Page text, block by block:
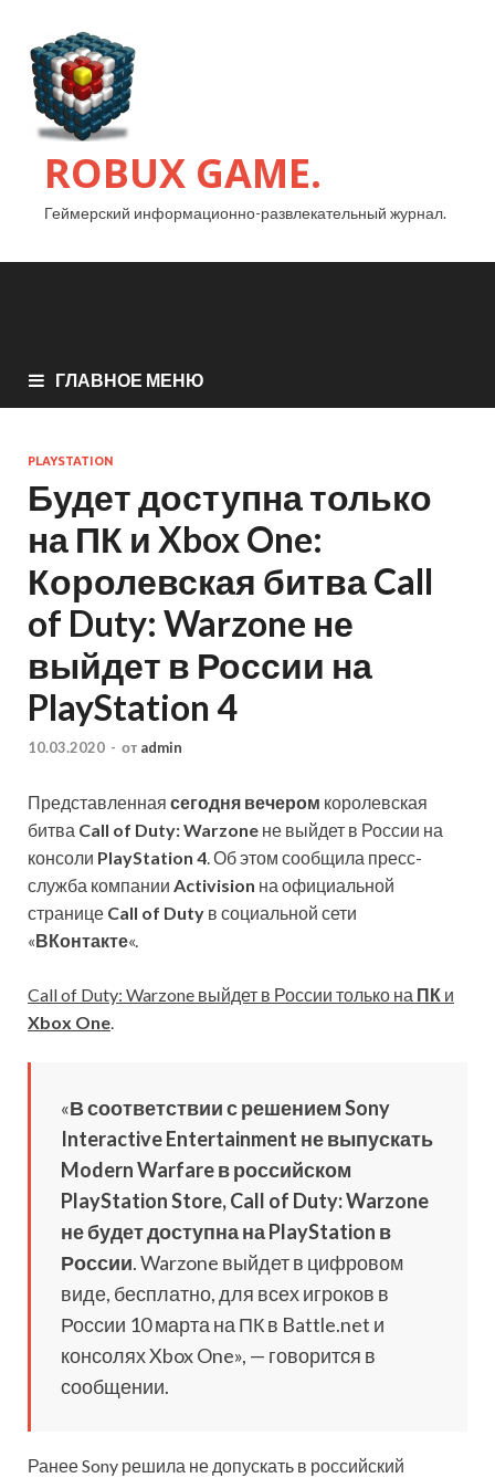
ROBUX GAME.
Геймерский информационно-развлекательный журнал.
ГЛАВНОЕ МЕНЮ
PLAYSTATION
Будет доступна только
на ПК и Xbox One:
Королевская битва Call
of Duty: Warzone не
выйдет в России на
PlayStation 4
10.03.2020 - от admin
Представленная сегодня вечером королевская
битва Call of Duty: Warzone не выйдет в России на
консоли PlayStation 4 . Об этом сообщила пресс-
служба компании Activision на официальной
странице Call of Duty в социальной сети
«ВКонтакте«.
Call of Duty: Warzone выйдет в России только на ПК и
Xbox One
«В соответствии с решением Sony
Interactive Entertainment не выпускать
Modern Warfare в российском
PlayStation Store, Call of Duty: Warzone
не будет доступна на PlayStation в
России. Warzone выйдет в цифровом
виде, бесплатно, для всех игроков в
России 10 марта на ПК в Battle.net и
консолях Xbox One», — говорится в
сообщении.
Ранее Sony решила не допускать в российский